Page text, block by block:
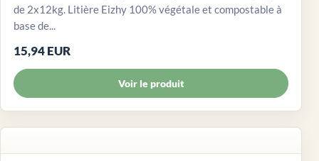
de 2x12kg. Litière Eizhy 100% végétale et compostable à
base de...
15,94 EUR
Voir le produit